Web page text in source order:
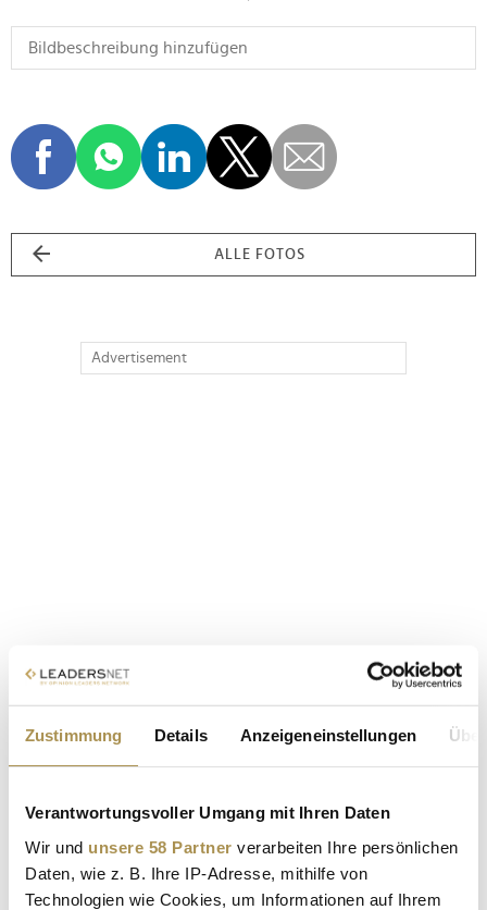
Zustimmung Details Anzeigeneinstellungen
Verantwortungsvoller Umgang mit Ihren Daten
Wir und unsere 58 Partner verarbeiten Ihre persönlichen
Daten, wie z. B. Ihre IP-Adresse, mithilfe von
Technologien wie Cookies, um Informationen auf Ihrem
ALLE FOTOS
Advertisement